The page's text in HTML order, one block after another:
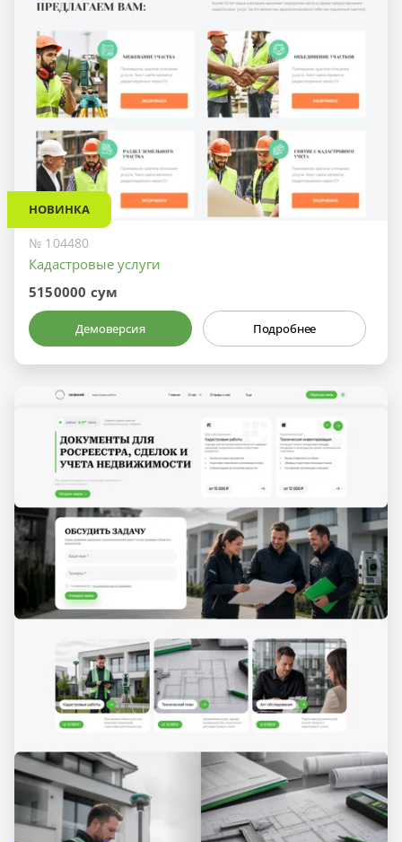
НОВИНКА
№ 104480
Кадастровые услуги
5150000 сум
Демоверсия Подробнее